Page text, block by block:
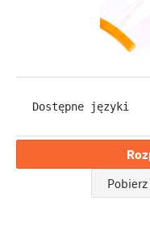
Dostępne języki